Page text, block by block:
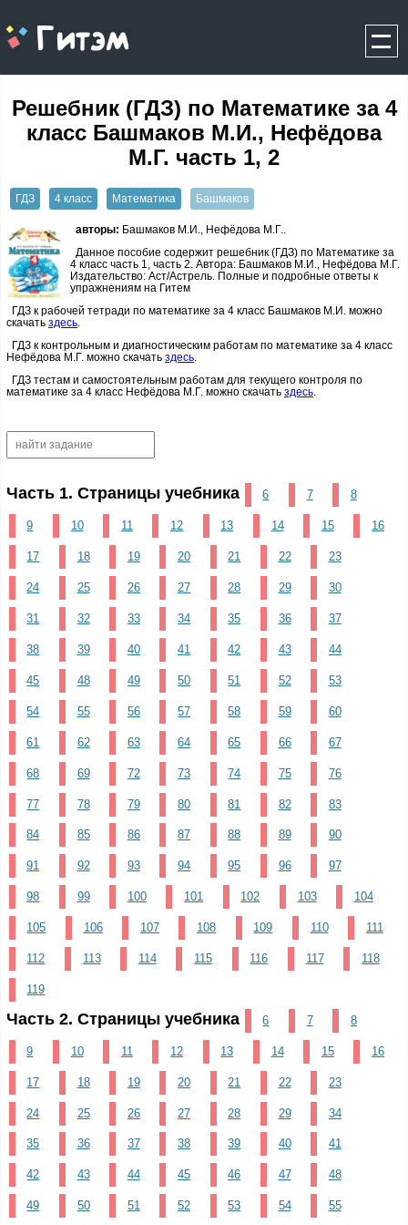
gitem.me
Решебник (ГДЗ) по Математике за 4
класс Башмаков М.И., Нефёдова
М.Г. часть 1, 2
ГДЗ 4 класс Математика Башмаков
авторы: Башмаков М.И., Нефёдова М.Г..
Данное пособие содержит решебник (ГДЗ) по Математике за
4 класс часть 1, часть 2. Автора: Башмаков М.И., Нефёдова М.Г.
Издательство: Аст/Астрель. Полные и подробные ответы к
упражнениям на Гитем
ГДЗ к рабочей тетради по математике за 4 класс Башмаков М.И. можно
скачать здесь
ГДЗ к контрольным и диагностическим работам по математике за 4 класс
Нефёдова М.Г. можно скачать здесь
ГДЗ тестам и самостоятельным работам для текущего контроля по
математике за 4 класс Нефёдова М.Г. можно скачать здесь
Часть 1. Страницы учебника 6 7 8
9 10 11 12 13 14 15 16
17 18 19 20 21 22 23
24 25 26 27 28 29 30
31 32 33 34 35 36 37
38 39 40 41 42 43 44
45 48 49 50 51 52 53
54 55 56 57 58 59 60
61 62 63 64 65 66 67
68 69 72 73 74 75 76
77 78 79 80 81 82 83
84 85 86 87 88 89 90
91 92 93 94 95 96 97
98 99 100 101 102 103 104
105 106 107 108 109 110 111
112 113 114 115 116 117 118
119
Часть 2. Страницы учебника 6 7 8
9 10 11 12 13 14 15 16
17 18 19 20 21 22 23
24 25 26 27 28 29 34
35 36 37 38 39 40 41
42 43 44 45 46 47 48
49 50 51 52 53 54 55